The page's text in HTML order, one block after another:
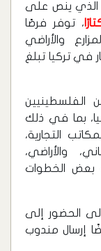
الذي ينص على
، توفر فرصًا
والأراضي
في تركيا تبلغ
الفلسطينيين
بما في ذلك
التجارية،
والأراضي،
بعض الخطوات
الحضور إلى
إرسال مندوب